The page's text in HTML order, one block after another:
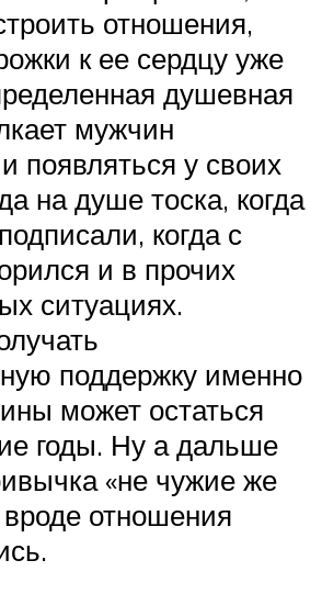
отношения,
к ее сердцу уже
душевная
мужчин
появляться у своих
на душе тоска, когда
когда с
и в прочих
ситуациях.
поддержку именно
может остаться
годы. Ну а дальше
«не чужие же
отношения